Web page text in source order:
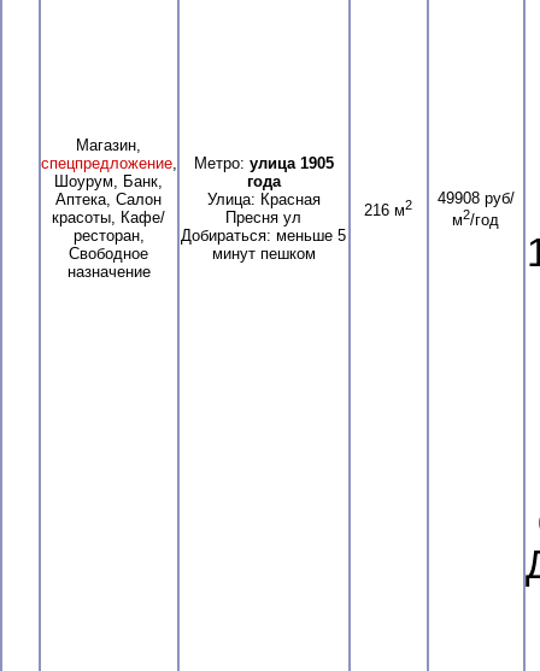
Магазин,
спецпредложение,
Шоурум, Банк,
Аптека, Салон
красоты, Кафе/
ресторан,
Свободное
назначение
Метро: улица 1905
года
Улица: Красная
Пресня ул
Добираться: меньше 5
минут пешком
216 м2
49908 руб/
м2/год